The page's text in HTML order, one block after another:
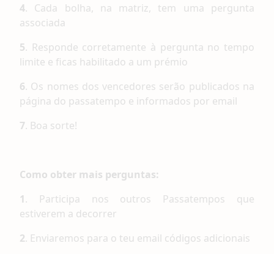
4. Cada bolha, na matriz, tem uma pergunta
associada
5. Responde corretamente à pergunta no tempo
limite e ficas habilitado a um prémio
6. Os nomes dos vencedores serão publicados na
página do passatempo e informados por email
7. Boa sorte!
Como obter mais perguntas:
1 . Participa nos outros Passatempos que
estiverem a decorrer
2. Enviaremos para o teu email códigos adicionais